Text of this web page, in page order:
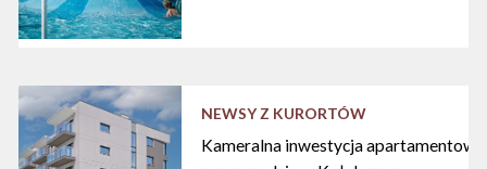
NEWSY Z KURORTÓW
Kameralna inwestycja